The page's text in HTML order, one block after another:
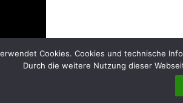
Cookies. Cookies und technische
Durch die weitere Nutzung dieser